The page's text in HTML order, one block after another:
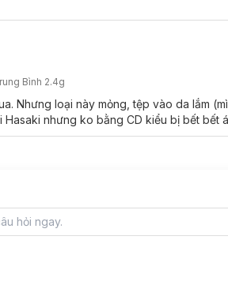
Bình 2.4g
Nhưng loại này mỏng, tệp vào da lắm
nhưng ko bằng CD kiểu bị bết bết